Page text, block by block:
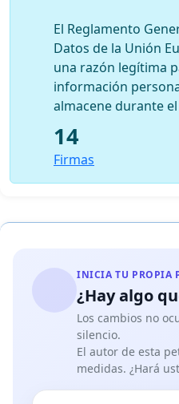
El Reglamento
Datos de la Unión
una razón legítima
información
almacene durante
14
Firmas
INICIA TU PROPIA
¿Hay algo
Los cambios no
silencio.
El autor de esta
medidas. ¿Hará